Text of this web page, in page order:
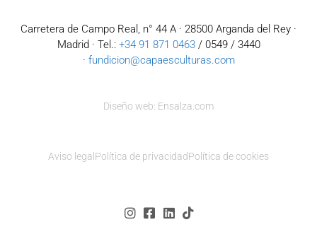
Carretera de Campo Real, n° 44 A · 28500 Arganda del Rey ·
Madrid · Tel.: +34 91 871 0463/ 0549 / 3440
· fundicion@capaesculturas.com
Diseño web: Ensalza.com
Aviso legal Política de privacidadPolítica de cookies